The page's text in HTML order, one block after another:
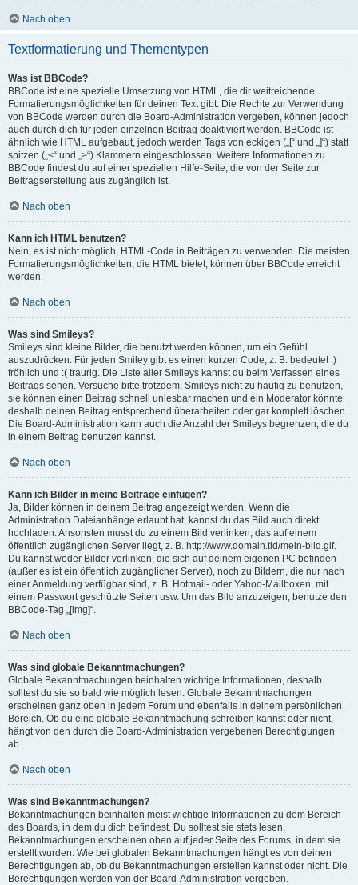
Nach oben
Textformatierung und Thementypen
Was ist BBCode?
BBCode ist eine spezielle Umsetzung von HTML, die dir weitreichende
Formatierungsmöglichkeiten für deinen Text gibt. Die Rechte zur Verwendung
von BBCode werden durch die Board-Administration vergeben, können jedoch
auch durch dich für jeden einzelnen Beitrag deaktiviert werden. BBCode ist
ähnlich wie HTML aufgebaut, jedoch werden Tags von eckigen („[“ und „]“) statt
spitzen („<“ und „>“) Klammern eingeschlossen. Weitere Informationen zu
BBCode findest du auf einer speziellen Hilfe-Seite, die von der Seite zur
Beitragserstellung aus zugänglich ist.
Nach oben
Kann ich HTML benutzen?
Nein, es ist nicht möglich, HTML-Code in Beiträgen zu verwenden. Die meisten
Formatierungsmöglichkeiten, die HTML bietet, können über BBCode erreicht
werden.
Nach oben
Was sind Smileys?
Smileys sind kleine Bilder, die benutzt werden können, um ein Gefühl
auszudrücken. Für jeden Smiley gibt es einen kurzen Code, z. B. bedeutet :)
fröhlich und :( traurig. Die Liste aller Smileys kannst du beim Verfassen eines
Beitrags sehen. Versuche bitte trotzdem, Smileys nicht zu häufig zu benutzen,
sie können einen Beitrag schnell unlesbar machen und ein Moderator könnte
deshalb deinen Beitrag entsprechend überarbeiten oder gar komplett löschen.
Die Board-Administration kann auch die Anzahl der Smileys begrenzen, die du
in einem Beitrag benutzen kannst.
Nach oben
Kann ich Bilder in meine Beiträge einfügen?
Ja, Bilder können in deinem Beitrag angezeigt werden. Wenn die
Administration Dateianhänge erlaubt hat, kannst du das Bild auch direkt
hochladen. Ansonsten musst du zu einem Bild verlinken, das auf einem
öffentlich zugänglichen Server liegt, z. B. http://www.domain.tld/mein-bild.gif.
Du kannst weder Bilder verlinken, die sich auf deinem eigenen PC befinden
(außer es ist ein öffentlich zugänglicher Server), noch zu Bildern, die nur nach
einer Anmeldung verfügbar sind, z. B. Hotmail- oder Yahoo-Mailboxen, mit
einem Passwort geschützte Seiten usw. Um das Bild anzuzeigen, benutze den
BBCode-Tag „[img]“.
Nach oben
Was sind globale Bekanntmachungen?
Globale Bekanntmachungen beinhalten wichtige Informationen, deshalb
solltest du sie so bald wie möglich lesen. Globale Bekanntmachungen
erscheinen ganz oben in jedem Forum und ebenfalls in deinem persönlichen
Bereich. Ob du eine globale Bekanntmachung schreiben kannst oder nicht,
hängt von den durch die Board-Administration vergebenen Berechtigungen
ab.
Nach oben
Was sind Bekanntmachungen?
Bekanntmachungen beinhalten meist wichtige Informationen zu dem Bereich
des Boards, in dem du dich befindest. Du solltest sie stets lesen.
Bekanntmachungen erscheinen oben auf jeder Seite des Forums, in dem sie
erstellt wurden. Wie bei globalen Bekanntmachungen hängt es von deinen
Berechtigungen ab, ob du Bekanntmachungen erstellen kannst oder nicht. Die
Berechtigungen werden von der Board-Administration vergeben.